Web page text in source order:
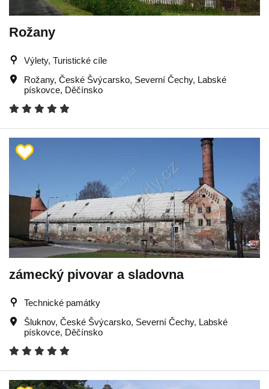
Rožany
Výlety, Turistické cíle
Rožany, České Švýcarsko, Severní Čechy, Labské
pískovce, Děčínsko
zámecký pivovar a sladovna
Technické památky
Šluknov, České Švýcarsko, Severní Čechy, Labské
pískovce, Děčínsko